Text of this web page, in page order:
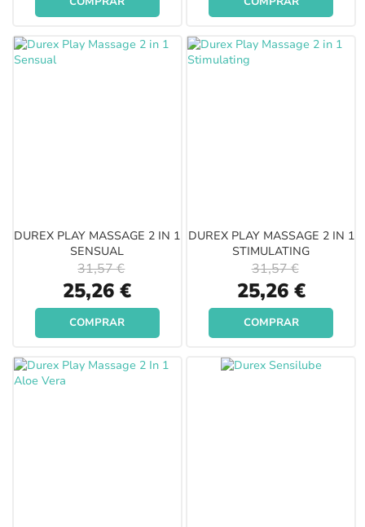
DUREX PLAY MASSAGE 2 IN 1
SENSUAL
Special
Price
25,26 €
31,57 €
COMPRAR
DUREX PLAY MASSAGE 2 IN 1
STIMULATING
Special
Price
25,26 €
31,57 €
COMPRAR